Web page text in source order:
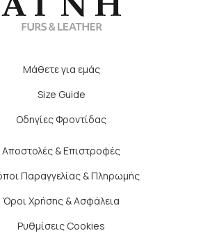
Μάθετε για εμάς
Size Guide
Οδηγίες Φροντίδας
Αποστολές & Επιστροφές
Παραγγελίας & Πληρωμής
Όροι Χρήσης & Ασφάλεια
Ρυθμίσεις Cookies